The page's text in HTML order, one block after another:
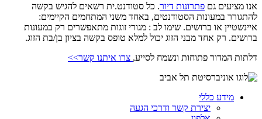
אנו מציעים גם פתרונות דיור. כל סטודנט.ית רשאים להגיש בקשה
להתגורר במעונות הסטודנטים, באחד משני המתחמים הקיימים:
איינשטיין או ברושים. שימו לב : מגורי זוגות מתאפשרים רק במעונות
ברושים. רק אחד מבני הזוג יכול למלא טופס בקשה בציון בן/בת הזוג.
דלתות המדור פתוחות ונשמח לסייע, צרו איתנו קשר>>
מידע כללי
יצירת קשר ודרכי הגעה